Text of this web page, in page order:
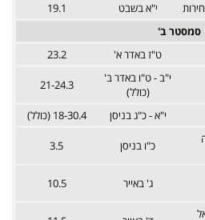
י"א בשבט
19.1
סמסטר ב'
ט"ז באדר א' 23.2
י"ב - ט"ו באדר ב'
(כולל)
21-24.3
י"א - כ"ג בניסן
18-30.4 (כולל)
כ"ו בניסן 3.5
ג' באייר 10.5